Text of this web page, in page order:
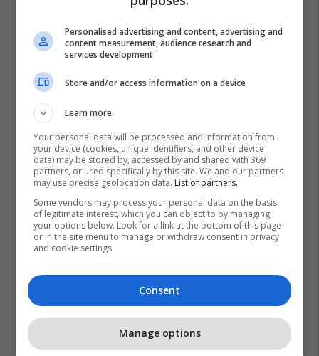
Kqz
Personalised advertising and content, advertising and
content measurement, audience research and
services development
Store and/or access information on a device
Learn more
Your personal data will be processed and information from
your device (cookies, unique identifiers, and other device
data) may be stored by, accessed by and shared with 369
partners, or used specifically by this site. We and our partners
may use precise geolocation data. List of partners.
Some vendors may process your personal data on the basis
of legitimate interest, which you can object to by managing
your options below. Look for a link at the bottom of this page
or in the site menu to manage or withdraw consent in privacy
and cookie settings.
Consent
Manage options